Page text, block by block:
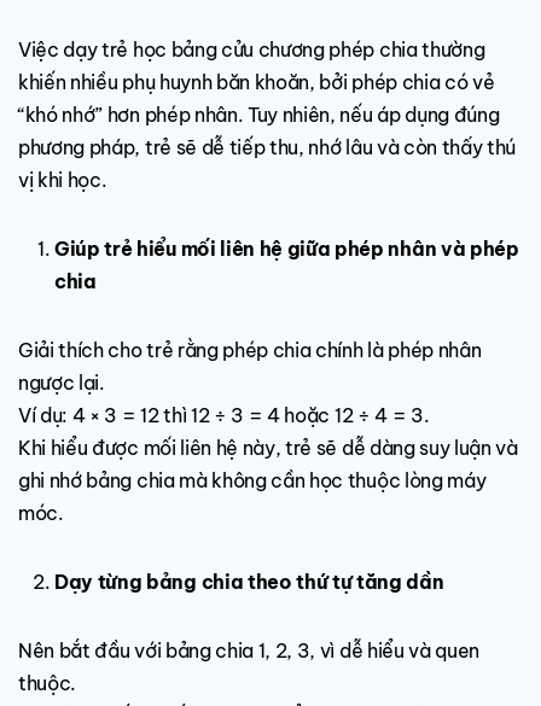
Việc dạy trẻ học bảng cửu chương phép chia thường
khiến nhiều phụ huynh băn khoăn, bởi phép chia có vẻ
“khó nhớ” hơn phép nhân. Tuy nhiên, nếu áp dụng đúng
phương pháp, trẻ sẽ dễ tiếp thu, nhớ lâu và còn thấy thú
vị khi học.
Giúp trẻ hiểu mối liên hệ giữa phép nhân và phép
chia
Giải thích cho trẻ rằng phép chia chính là phép nhân
ngược lại.
Ví dụ: 4 × 3 = 12 thì 12 ÷ 3 = 4 hoặc 12 ÷ 4 = 3.
Khi hiểu được mối liên hệ này, trẻ sẽ dễ dàng suy luận và
ghi nhớ bảng chia mà không cần học thuộc lòng máy
móc.
Dạy từng bảng chia theo thứ tự tăng dần
Nên bắt đầu với bảng chia 1, 2, 3, vì dễ hiểu và quen
thuộc.